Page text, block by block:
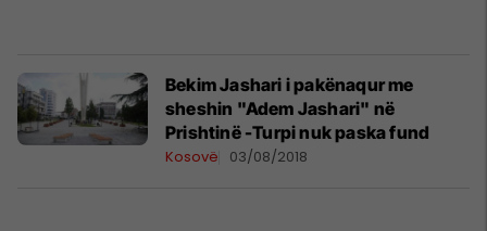
Bekim Jashari i pakënaqur me
sheshin "Adem Jashari" në
Prishtinë -Turpi nuk paska fund
Kosovë 03/08/2018